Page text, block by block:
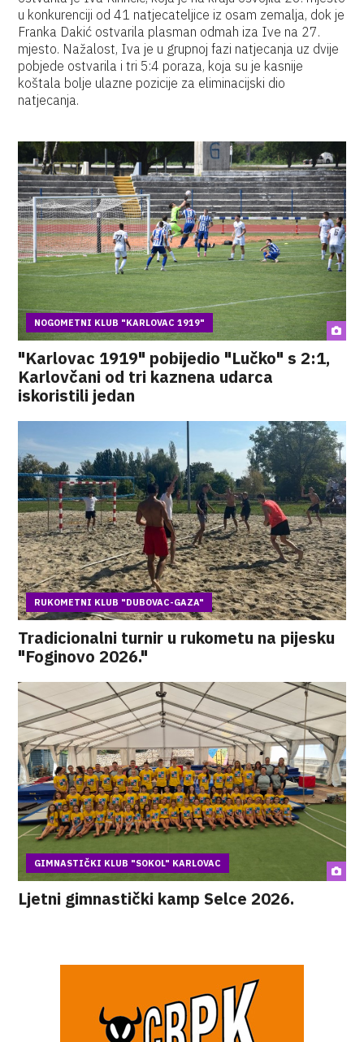
u konkurenciji od 41 natjecateljice iz osam zemalja, dok je
Franka Dakić ostvarila plasman odmah iza Ive na 27.
mjesto. Nažalost, Iva je u grupnoj fazi natjecanja uz dvije
pobjede ostvarila i tri 5:4 poraza, koja su je kasnije
koštala bolje ulazne pozicije za eliminacijski dio
natjecanja.
NOGOMETNI KLUB "KARLOVAC 1919"
"Karlovac 1919" pobijedio "Lučko" s 2:1,
Karlovčani od tri kaznena udarca
iskoristili jedan
RUKOMETNI KLUB "DUBOVAC-GAZA"
Tradicionalni turnir u rukometu na pijesku
"Foginovo 2026."
GIMNASTIČKI KLUB "SOKOL" KARLOVAC
Ljetni gimnastički kamp Selce 2026.